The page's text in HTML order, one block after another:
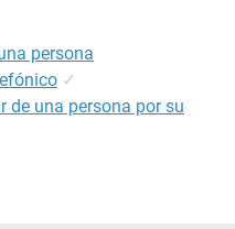
persona
✓
de una persona por su